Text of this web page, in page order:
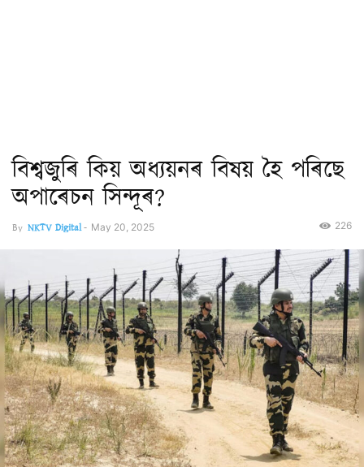
বিশ্বজুৰি কিয় অধ্যয়নৰ বিষয় হৈ পৰিছে
অপাৰেচন সিন্দূৰ?
By NKTV Digital- May 20, 2025 226